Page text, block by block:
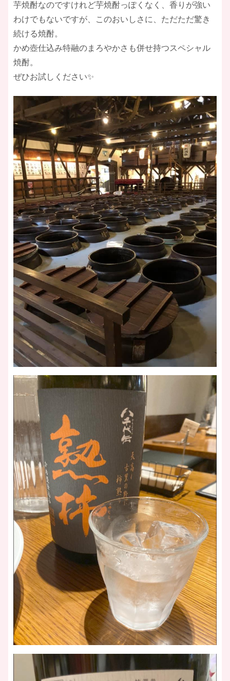
芋焼酎なのですけれど芋焼酎っぽくなく、香りが強い
わけでもないですが、このおいしさに、ただただ驚き
続ける焼酎。
かめ壺仕込み特融のまろやかさも併せ持つスペシャル
焼酎。
ぜひお試しください✨